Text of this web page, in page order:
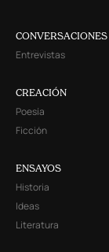
CONVERSACIONES
Entrevistas
CREACIÓN
Poesía
Ficción
ENSAYOS
Historia
Ideas
Literatura